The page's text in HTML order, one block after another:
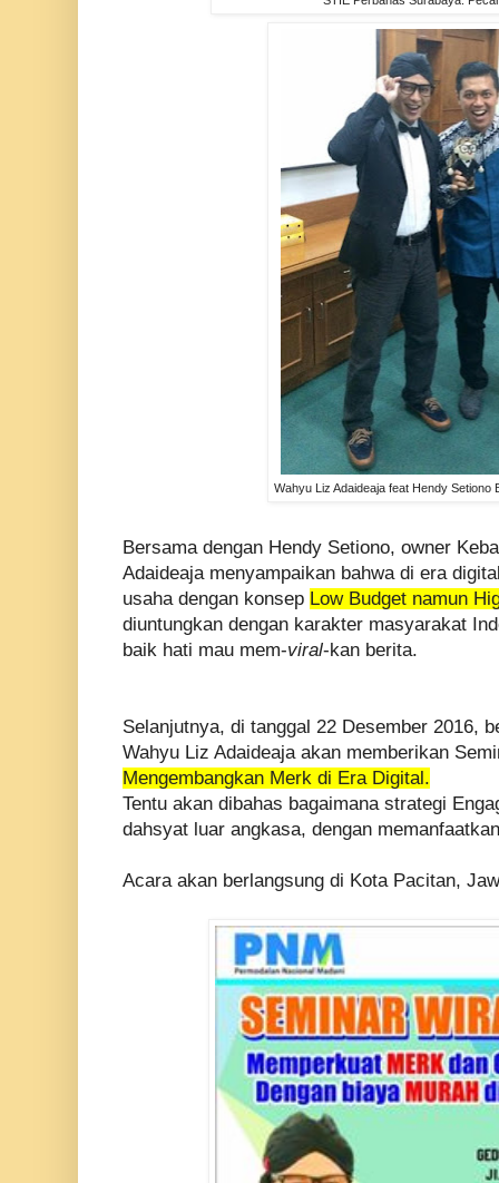
Wahyu Liz Adaideaja feat Hendy Setiono
Bersama dengan Hendy Setiono, owner
Adaideaja menyampaikan bahwa di era
usaha dengan konsep Low Budget namun
diuntungkan dengan karakter masyarakat
baik hati mau mem-viral-kan berita.
Selanjutnya, di tanggal 22 Desember 2016,
Wahyu Liz Adaideaja akan memberikan
Mengembangkan Merk di Era Digital.
Tentu akan dibahas bagaimana strategi
dahsyat luar angkasa, dengan
Acara akan berlangsung di Kota Pacitan,